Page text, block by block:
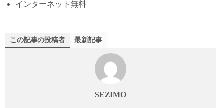
インターネット無料
この記事の投稿者 最新記事
SEZIMO